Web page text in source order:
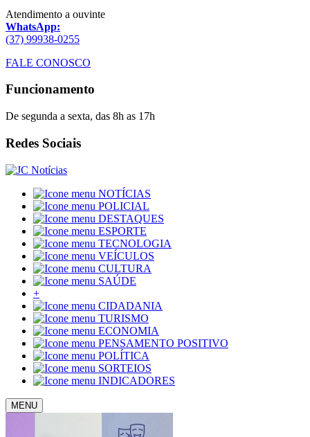
Atendimento a ouvinte
WhatsApp:
(37) 99938-0255
FALE CONOSCO
Funcionamento
De segunda a sexta, das 8h as 17h
Redes Sociais
NOTÍCIAS
POLICIAL
DESTAQUES
ESPORTE
TECNOLOGIA
VEÍCULOS
CULTURA
SAÚDE
+
CIDADANIA
TURISMO
ECONOMIA
PENSAMENTO POSITIVO
POLÍTICA
SORTEIOS
INDICADORES
MENU